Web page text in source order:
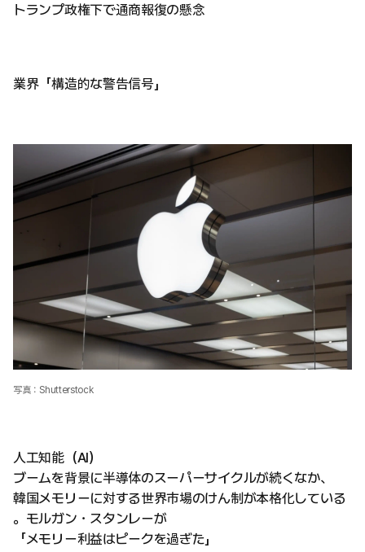
トランプ政権下で通商報復の懸念
業界「構造的な警告信号」
写真：Shutterstock
人工知能（AI）
ブームを背景に半導体のスーパーサイクルが続くなか、
韓国メモリーに対する世界市場のけん制が本格化している
。モルガン・スタンレーが
「メモリー利益はピークを過ぎた」